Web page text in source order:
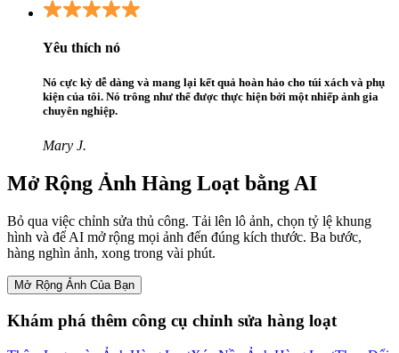
Yêu thích nó
Nó cực kỳ dễ dàng và mang lại kết quả hoàn hảo cho túi xách và phụ
kiện của tôi. Nó trông như thể được thực hiện bởi một nhiếp ảnh gia
chuyên nghiệp.
Mary J.
Mở Rộng Ảnh Hàng Loạt bằng AI
Bỏ qua việc chỉnh sửa thủ công. Tải lên lô ảnh, chọn tỷ lệ khung
hình và để AI mở rộng mọi ảnh đến đúng kích thước. Ba bước,
hàng nghìn ảnh, xong trong vài phút.
Mở Rộng Ảnh Của Bạn
Khám phá thêm công cụ chỉnh sửa hàng loạt